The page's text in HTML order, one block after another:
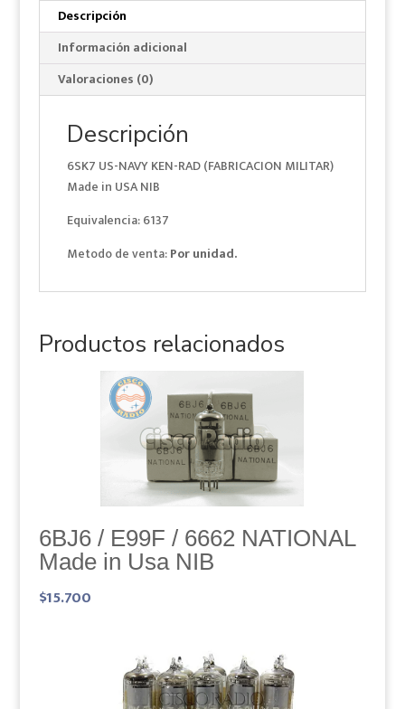
(FABRICACION
MILITAR)
Made
USA
cantidad
Descripción
Información adicional
Valoraciones (0)
Descripción
6SK7 US-NAVY KEN-RAD (FABRICACION MILITAR)
Made in USA NIB
Equivalencia: 6137
Metodo de venta:Por unidad.
Productos relacionados
6BJ6 / E99F / 6662 NATIONAL
Made in Usa NIB
$15.700